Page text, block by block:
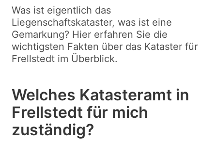
Was ist eigentlich das
Liegenschaftskataster, was ist eine
Gemarkung? Hier erfahren Sie die
wichtigsten Fakten über das Kataster für
Frellstedt im Überblick.
Welches Katasteramt in
Frellstedt für mich
zuständig?